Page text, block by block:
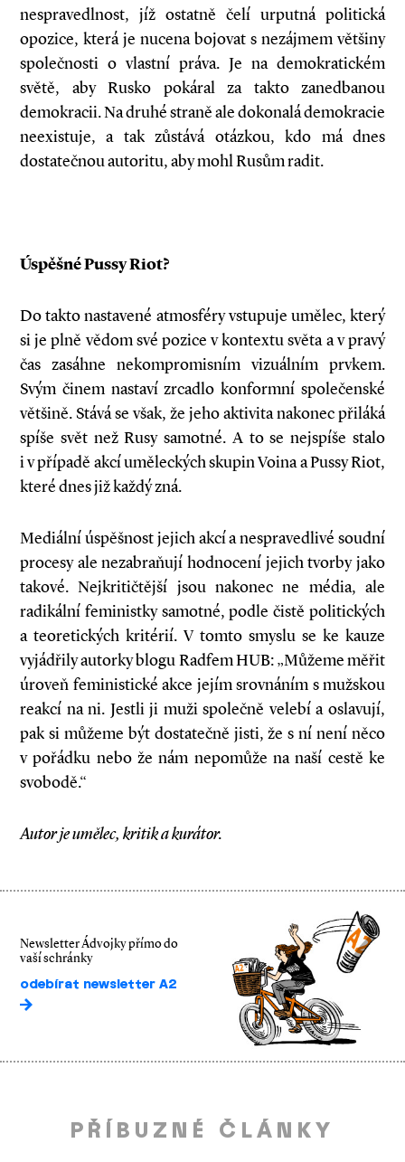
nespravedlnost, jíž ostatně čelí urputná politická
opozice, která je nucena bojovat s nezájmem většiny
společnosti o vlastní práva. Je na demokratickém
světě, aby Rusko pokáral za takto zanedbanou
demokracii. Na druhé straně ale dokonalá demokracie
neexistuje, a tak zůstává otázkou, kdo má dnes
dostatečnou autoritu, aby mohl Rusům radit.
Úspěšné Pussy Riot?
Do takto nastavené atmosféry vstupuje umělec, který
si je plně vědom své pozice v kontextu světa a v pravý
čas zasáhne nekompromisním vizuálním prvkem.
Svým činem nastaví zrcadlo konformní společenské
většině. Stává se však, že jeho aktivita nakonec přiláká
spíše svět než Rusy samotné. A to se nejspíše stalo
i v případě akcí uměleckých skupin Voina a Pussy Riot,
které dnes již každý zná.
Mediální úspěšnost jejich akcí a nespravedlivé soudní
procesy ale nezabraňují hodnocení jejich tvorby jako
takové. Nejkritičtější jsou nakonec ne média, ale
radikální feministky samotné, podle čistě politických
a teoretických kritérií. V tomto smyslu se ke kauze
vyjádřily autorky blogu Radfem HUB: „Můžeme měřit
úroveň feministické akce jejím srovnáním s mužskou
reakcí na ni. Jestli ji muži společně velebí a oslavují,
pak si můžeme být dostatečně jisti, že s ní není něco
v pořádku nebo že nám nepomůže na naší cestě ke
svobodě.“
Autor je umělec, kritik a kurátor.
Newsletter Ádvojky přímo do
vaší schránky
odebírat newsletter A2
PŘÍBUZNÉ ČLÁNKY